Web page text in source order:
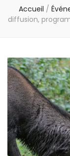
Accueil /
diffusion,